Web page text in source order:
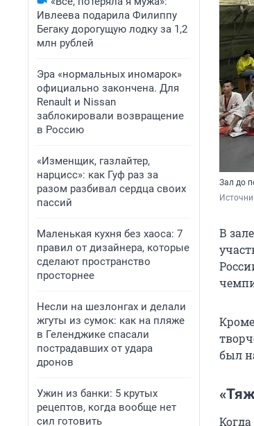
Ивлеева подарила Филиппу
Бегаку дорогущую лодку за 1,2
млн рублей
Эра «нормальных иномарок»
официально закончена. Для
Renault и Nissan
заблокировали возвращение
в Россию
«Изменщик, газлайтер,
нарцисс»: как Гуф раз за
разом разбивал сердца своих
пассий
Маленькая кухня без хаоса: 7
правил от дизайнера, которые
сделают пространство
просторнее
Несли на шезлонгах и делали
жгуты из сумок: как на пляже
в Геленджике спасали
пострадавших от удара
дронов
Ужин из банки: 5 крутых
рецептов, когда вообще нет
сил готовить
Зал до
В
был